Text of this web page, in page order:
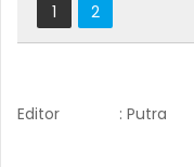
1 2
Editor : Putra